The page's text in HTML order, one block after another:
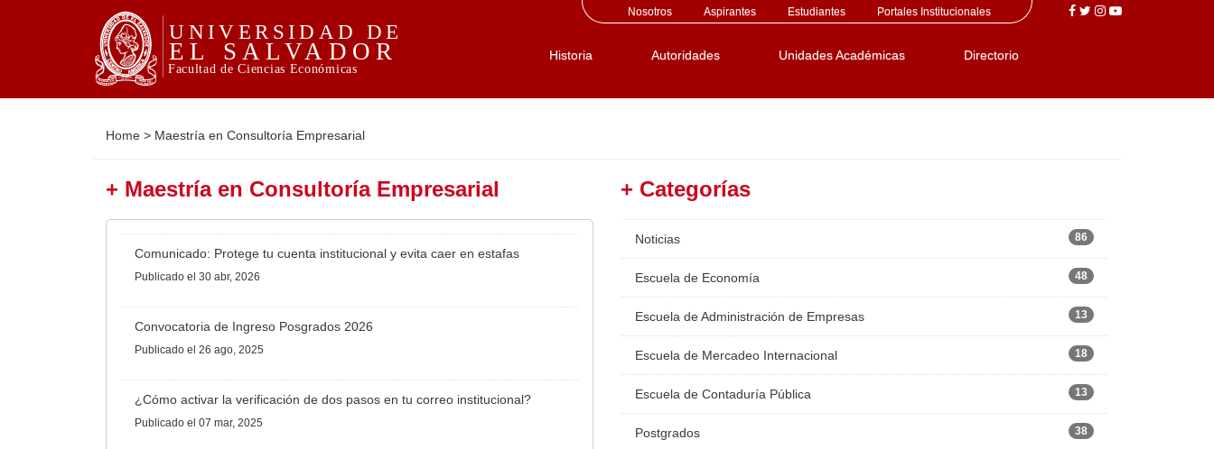
Nosotros Aspirantes Estudiantes Portales Institucionales
Historia Autoridades Unidades Académicas Directorio
Home > Maestría en Consultoría Empresarial
+ Maestría en Consultoría Empresarial
Comunicado: Protege tu cuenta institucional y evita caer en estafas
Publicado el 30 abr, 2026
Convocatoria de Ingreso Posgrados 2026
Publicado el 26 ago, 2025
¿Cómo activar la verificación de dos pasos en tu correo institucional?
Publicado el 07 mar, 2025
+ Categorías
Noticias 86
Escuela de Economía 48
Escuela de Administración de Empresas 13
Escuela de Mercadeo Internacional 18
Escuela de Contaduría Pública 13
Postgrados 38